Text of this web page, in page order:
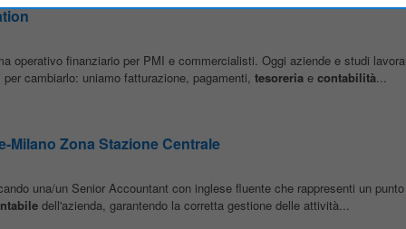
operativo finanziario per PMI e commercialisti. Oggi aziende e studi
cambiarlo: uniamo fatturazione, pagamenti, tesoreriae contabilità...
Zona Stazione Centrale
una/un Senior Accountant con inglese fluente che rappresenti un
dell'azienda, garantendo la corretta gestione delle attività...